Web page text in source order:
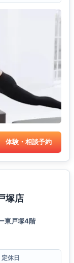
体験・相談予約
塚店
東戸塚4階
定休日